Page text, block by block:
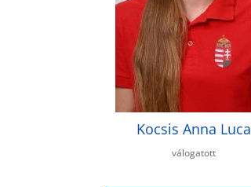
Kocsis Anna Luca
válogatott